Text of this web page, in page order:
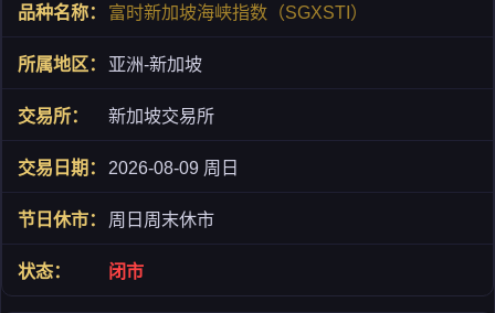
富时新加坡海峡指数（SGXSTI）
亚洲-新加坡
新加坡交易所
2026-08-09 周日
周日周末休市
闭市